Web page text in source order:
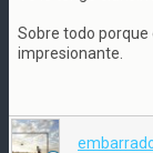
Sobre todo porque
impresionante.